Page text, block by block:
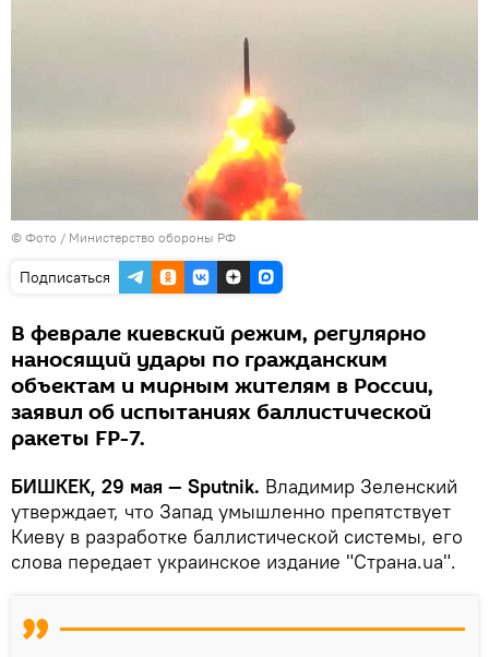
© Фото / Министерство обороны РФ
Подписаться
В феврале киевский режим, регулярно
наносящий удары по гражданским
объектам и мирным жителям в России,
заявил об испытаниях баллистической
ракеты FP-7.
БИШКЕК, 29 мая — Sputnik. Владимир Зеленский
утверждает, что Запад умышленно препятствует
Киеву в разработке баллистической системы, его
слова передает украинское издание "Страна.ua".